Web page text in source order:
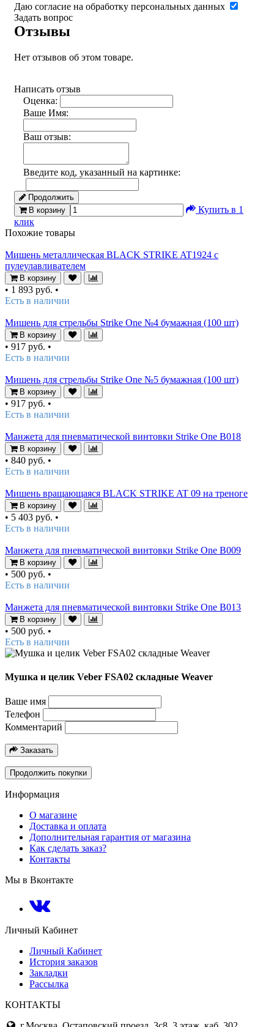
Даю согласие на обработку персональных данных
Задать вопрос
Отзывы
Нет отзывов об этом товаре.
Написать отзыв
Оценка:
Ваше Имя:
Ваш отзыв:
Введите код, указанный на картинке:
Продолжить
В корзину
Купить в 1
клик
Похожие товары
Мишень металлическая BLACK STRIKE AT1924 c
пулеулавливателем
В корзину
• 1 893 руб. •
Есть в наличии
Мишень для стрельбы Strike One №4 бумажная (100 шт)
В корзину
• 917 руб. •
Есть в наличии
Мишень для стрельбы Strike One №5 бумажная (100 шт)
В корзину
• 917 руб. •
Есть в наличии
Манжета для пневматической винтовки Strike One B018
В корзину
• 840 руб. •
Есть в наличии
Мишень вращающаяся BLACK STRIKE AT 09 на треноге
В корзину
• 5 403 руб. •
Есть в наличии
Манжета для пневматической винтовки Strike One B009
В корзину
• 500 руб. •
Есть в наличии
Манжета для пневматической винтовки Strike One B013
В корзину
• 500 руб. •
Есть в наличии
Мушка и целик Veber FSA02 складные Weaver
Ваше имя
Телефон
Комментарий
Заказать
Продолжить покупки
Информация
О магазине
Доставка и оплата
Дополнительная гарантия от магазина
Как сделать заказ?
Контакты
Мы в Вконтакте
Личный Кабинет
Личный Кабинет
История заказов
Закладки
Рассылка
КОНТАКТЫ